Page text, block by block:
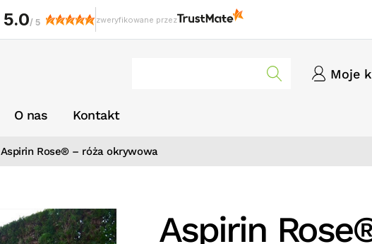
O nas Kontakt
Moje
Aspirin Rose® – róża okrywowa
Aspirin
5.0/ 5 zweryfikowane przez